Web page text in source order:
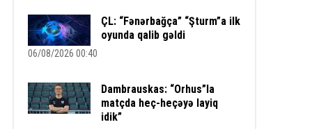
ÇL: “Fənərbağça” “Şturm”a ilk
oyunda qalib gəldi
06/08/2026 00:40
Dambrauskas: “Orhus”la
matçda heç-heçəyə layiq
idik”